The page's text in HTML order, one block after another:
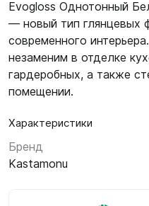
Evogloss Однотонный
— новый тип глянцевых
современного
незаменим в отделке
гардеробных, а также
помещении.
Характеристики
Бренд
Kastamonu